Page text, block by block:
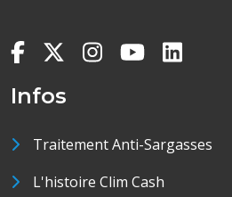
Infos
Traitement Anti-Sargasses
L'histoire Clim Cash